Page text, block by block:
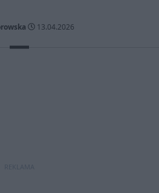
13.04.2026